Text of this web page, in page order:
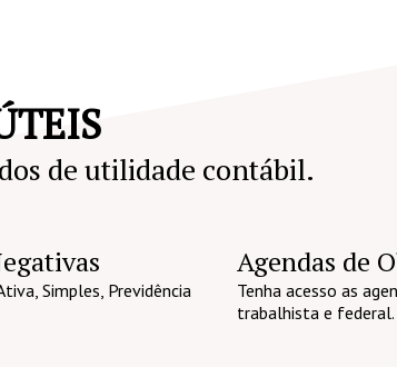
de utilidade contábil.
Simples, Previdência
Agendas de
Tenha acesso as
trabalhista e federal.